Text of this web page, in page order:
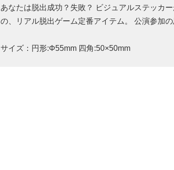
あなたは脱出成功？失敗？ ビジュアルステッカ
の、リアル脱出ゲーム定番アイテム。 公演参加の
サイズ：円形:Φ55mm 四角:50×50mm